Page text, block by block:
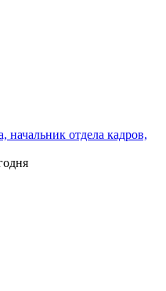
начальник отдела кадров,